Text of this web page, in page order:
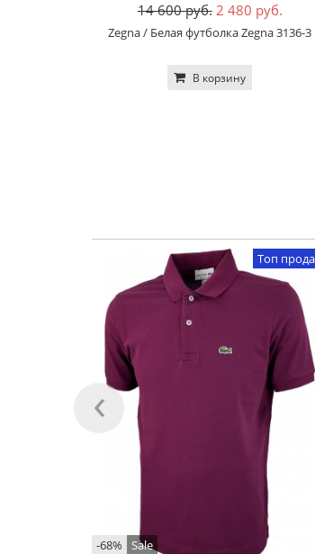
14 600 руб. 2 480 руб.
Zegna / Белая футболка Zegna 3136-3
В корзину
Топ
-68% Sale
‹